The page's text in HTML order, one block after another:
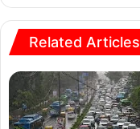
Related Articles